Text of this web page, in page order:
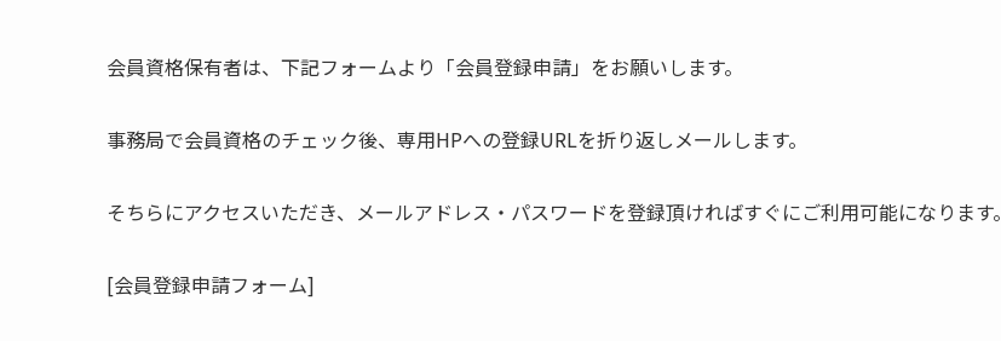
会員資格保有者は、下記フォームより「会員登録申請」をお願いします。
事務局で会員資格のチェック後、専用HPへの登録URLを折り返しメールします。
そちらにアクセスいただき、メールアドレス・パスワードを登録頂ければすぐにご利用可能になります。
[会員登録申請フォーム]